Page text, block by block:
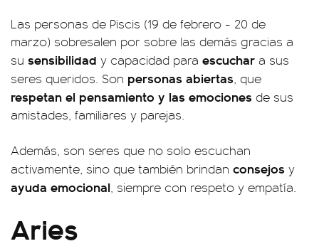
Las personas de Piscis (19 de febrero - 20 de
marzo) sobresalen por sobre las demás gracias a
su sensibilidad y capacidad para escuchar a sus
seres queridos. Son personas abiertas, que
respetan el pensamiento y las emociones de sus
amistades, familiares y parejas.
Además, son seres que no solo escuchan
activamente, sino que también brindan consejos y
ayuda emocional, siempre con respeto y empatía.
Aries